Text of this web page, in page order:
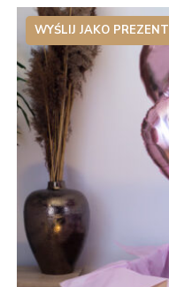
WYŚLIJ JAKO PREZENT